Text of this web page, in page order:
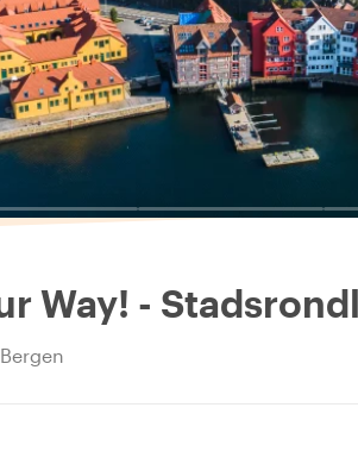
Way! -
Bergen